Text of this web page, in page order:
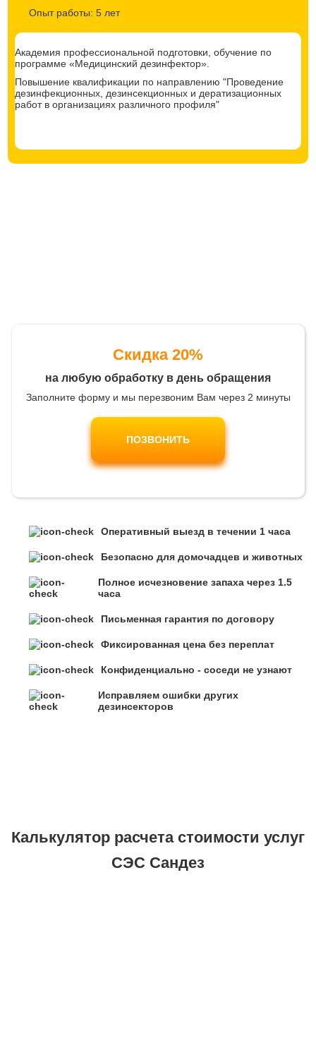
Опыт работы: 5 лет
Академия профессиональной подготовки, обучение по
программе «Медицинский дезинфектор».
Повышение квалификации по направлению "Проведение
дезинфекционных, дезинсекционных и дератизационных
работ в организациях различного профиля"
Скидка 20%
на любую обработку в день обращения
Заполните форму и мы перезвоним Вам через 2 минуты
ПОЗВОНИТЬ
Оперативный выезд в течении 1 часа
Безопасно для домочадцев и животных
Полное исчезновение запаха через 1.5
часа
Письменная гарантия по договору
Фиксированная цена без переплат
Конфиденциально - соседи не узнают
Исправляем ошибки других
дезинсекторов
Калькулятор расчета стоимости услуг
СЭС Сандез